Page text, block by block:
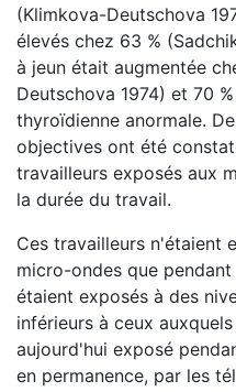
(Klimkova-Deutschova
élevés chez 63 %
à jeun était augmentée
Deutschova 1974) et 70
thyroïdienne anormale.
objectives ont été
travailleurs exposés aux
la durée du travail.
Ces travailleurs n'étaient
micro-ondes que
étaient exposés à des
inférieurs à ceux
aujourd'hui exposé
en permanence, par les